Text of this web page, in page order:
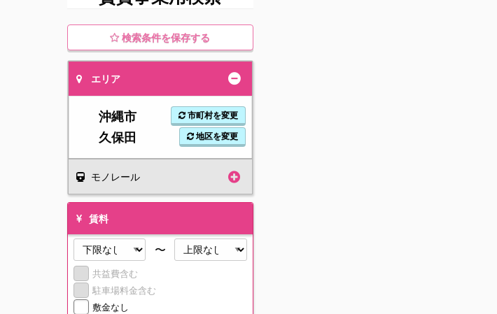
検索条件を保存する
エリア
沖縄市 市町村を変更
久保田 地区を変更
モノレール
賃料
〜
共益費含む
駐車場料金含む
敷金なし